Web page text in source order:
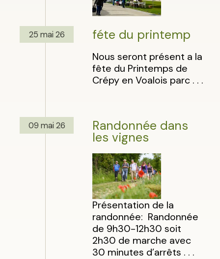
25 mai 26 féte du printemp
Nous seront présent a la
fête du Printemps de
Crépy en Voalois parc . . .
09 mai 26 Randonnée dans
les vignes
Présentation de la
randonnée: Randonnée
de 9h30-12h30 soit
2h30 de marche avec
30 minutes d’arrêts . . .